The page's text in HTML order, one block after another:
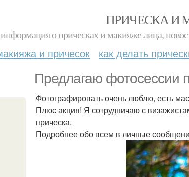
ПРИЧЕСКА И
о прическах и макияже лица,
и причесок как делать
Предлагаю фотосессии
Фотографировать очень люблю, есть
Плюс акция! Я сотрудничаю с
прическа.
Подробнее обо всем в личные